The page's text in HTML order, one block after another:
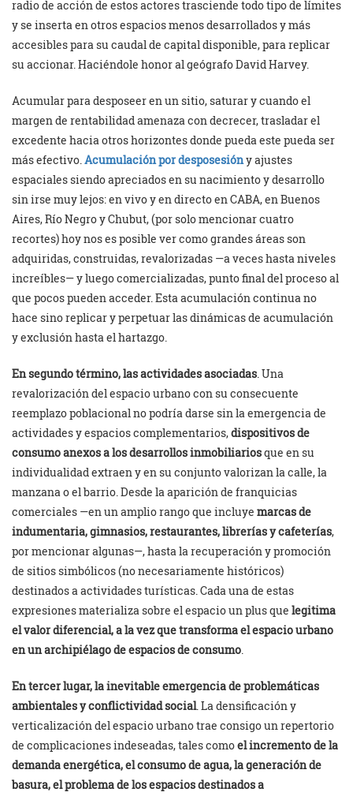
radio de acción de estos actores trasciende todo tipo de límites
y se inserta en otros espacios menos desarrollados y más
accesibles para su caudal de capital disponible, para replicar
su accionar. Haciéndole honor al geógrafo David Harvey.
Acumular para desposeer en un sitio, saturar y cuando el
margen de rentabilidad amenaza con decrecer, trasladar el
excedente hacia otros horizontes donde pueda este pueda ser
más efectivo.Acumulación por desposesióny ajustes
espaciales siendo apreciados en su nacimiento y desarrollo
sin irse muy lejos: en vivo y en directo en CABA, en Buenos
Aires, Río Negro y Chubut, (por solo mencionar cuatro
recortes) hoy nos es posible ver como grandes áreas son
adquiridas, construidas, revalorizadas —a veces hasta niveles
increíbles— y luego comercializadas, punto final del proceso al
que pocos pueden acceder. Esta acumulación continua no
hace sino replicar y perpetuar las dinámicas de acumulación
y exclusión hasta el hartazgo.
En segundo término, las actividades asociadas. Una
revalorización del espacio urbano con su consecuente
reemplazo poblacional no podría darse sin la emergencia de
actividades y espacios complementarios,dispositivos de
consumo anexos a los desarrollos inmobiliariosque en su
individualidad extraen y en su conjunto valorizan la calle, la
manzana o el barrio. Desde la aparición de franquicias
comerciales —en un amplio rango que incluye marcas de
indumentaria, gimnasios, restaurantes, librerías y cafeterías,
por mencionar algunas—, hasta la recuperación y promoción
de sitios simbólicos (no necesariamente históricos)
destinados a actividades turísticas. Cada una de estas
expresiones materializa sobre el espacio un plus que legitima
el valor diferencial, a la vez que transforma el espacio urbano
en un archipiélago de espacios de consumo.
En tercer lugar, la inevitable emergencia de problemáticas
ambientales y conflictividad social. La densificación y
verticalización del espacio urbano trae consigo un repertorio
de complicaciones indeseadas, tales comoel incremento de la
demanda energética, el consumo de agua, la generación de
basura, el problema de los espacios destinados a